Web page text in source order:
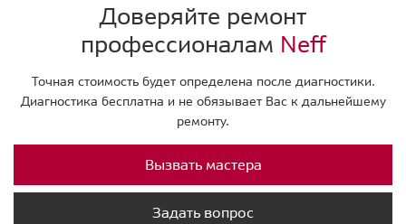
Доверяйте ремонт
профессионалам Neff
Точная стоимость будет определена после диагностики.
Диагностика бесплатна и не обязывает Вас к дальнейшему
ремонту.
Вызвать мастера
Задать вопрос